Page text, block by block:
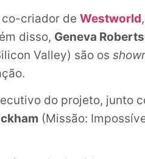
co-criador de Westworld
disso, Geneva
Valley) são os
do projeto, junto
(Missão: